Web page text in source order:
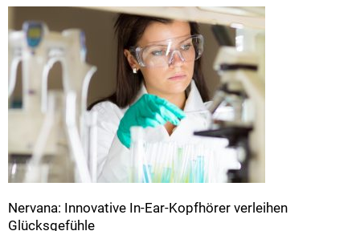
Nervana: Innovative In-Ear-Kopfhörer verleihen
Glücksgefühle